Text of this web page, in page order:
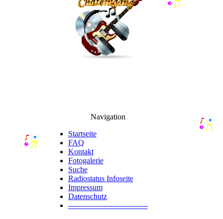
Navigation
Startseite
FAQ
Kontakt
Fotogalerie
Suche
Radiostatus Infoseite
Impressum
Datenschutz
--------------------------------